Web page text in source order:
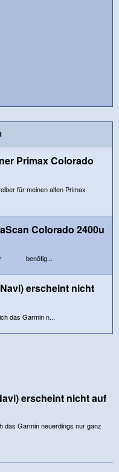
Primax Colorado
für meinen alten Primax
Colorado 2400u
xP benötig...
erscheint nicht
das Garmin n...
erscheint nicht auf
das Garmin neuerdings nur ganz